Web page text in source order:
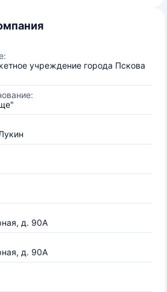
учреждение города Пскова
д. 90А
д. 90А